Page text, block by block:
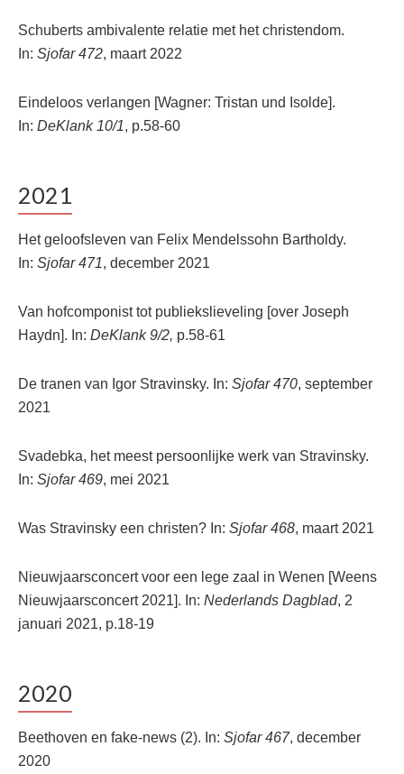
Schuberts ambivalente relatie met het christendom.
In: Sjofar472, maart 2022
Eindeloos verlangen [Wagner: Tristan und Isolde].
In: DeKlank 10/1, p.58-60
2021
Het geloofsleven van Felix Mendelssohn Bartholdy.
In: Sjofar 471, december 2021
Van hofcomponist tot publiekslieveling [over Joseph
Haydn]. In: DeKlank 9/2, p.58-61
De tranen van Igor Stravinsky. In: Sjofar 470, september
2021
Svadebka, het meest persoonlijke werk van Stravinsky.
In: Sjofar 469, mei 2021
Was Stravinsky een christen? In: Sjofar 468, maart 2021
Nieuwjaarsconcert voor een lege zaal in Wenen [Weens
Nieuwjaarsconcert 2021]. In: Nederlands Dagblad, 2
januari 2021, p.18-19
2020
Beethoven en fake-news (2). In: Sjofar 467, december
2020